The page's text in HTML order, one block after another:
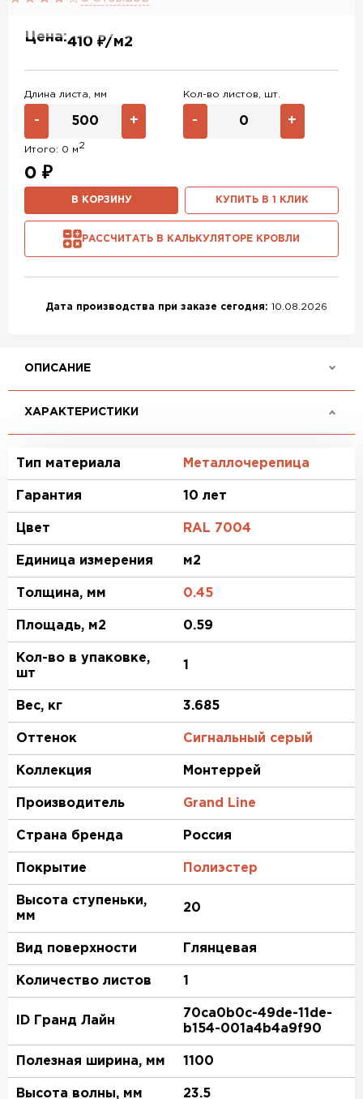
RAL 5018
RAL 9006 RR 32 RR 11
RR 29 RR 21 RR 23
RR 22 RR 750
NL805
Цена:410 ₽/м2
Длина листа, мм
- +
Кол-во листов, шт.
- +
Итого: 0 м2
0 ₽
В КОРЗИНУ КУПИТЬ В 1 КЛИК
РАССЧИТАТЬ В КАЛЬКУЛЯТОРЕ КРОВЛИ
Дата производства при заказе сегодня: 10.08.2026
ОПИСАНИЕ
ХАРАКТЕРИСТИКИ
Тип материала Металлочерепица
Гарантия 10 лет
Цвет RAL 7004
Единица измерения м2
Толщина, мм 0.45
Площадь, м2 0.59
Кол-во в упаковке,
шт
1
Вес, кг 3.685
Оттенок Сигнальный серый
Коллекция Монтеррей
Производитель Grand Line
Страна бренда Россия
Покрытие Полиэстер
Высота ступеньки,
мм
20
Вид поверхности Глянцевая
Количество листов 1
ID Гранд Лайн
70ca0b0c-49de-11de-
b154-001a4b4a9f90
Полезная ширина, мм 1100
Высота волны, мм 23.5